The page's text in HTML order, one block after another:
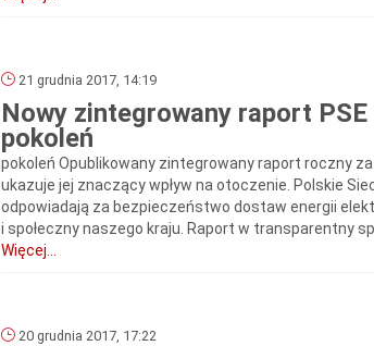
21 grudnia 2017, 14:19
Nowy zintegrowany raport
pokoleń
pokoleń Opublikowany zintegrowany raport roczny
ukazuje jej znaczący wpływ na otoczenie. Polskie
odpowiadają za bezpieczeństwo dostaw energii
i społeczny naszego kraju. Raport w transparentny
Więcej...
20 grudnia 2017, 17:22